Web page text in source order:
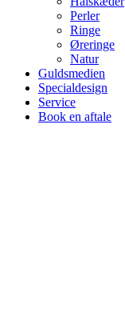
Perler
Ringe
Øreringe
Natur
Guldsmedien
Specialdesign
Service
Book en aftale